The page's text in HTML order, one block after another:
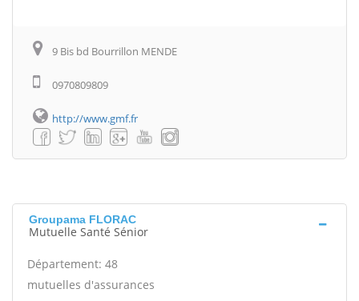
9 Bis bd Bourrillon MENDE
0970809809
http://www.gmf.fr
Groupama FLORAC
Mutuelle Santé Sénior
Département: 48
mutuelles d'assurances